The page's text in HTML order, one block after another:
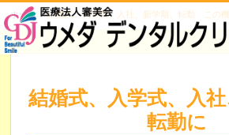
ホーム ＞結婚式、入学式、入社、新学期、転勤 この
結婚式、入学式、入社
転勤に